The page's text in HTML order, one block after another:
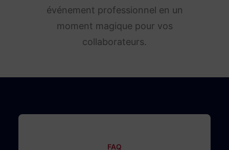
événement professionnel en un
moment magique pour vos
collaborateurs.
FAQ